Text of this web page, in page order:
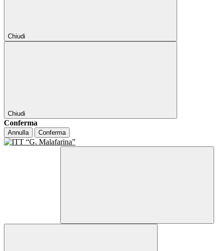
Chiudi
Chiudi
Conferma
Annulla Conferma